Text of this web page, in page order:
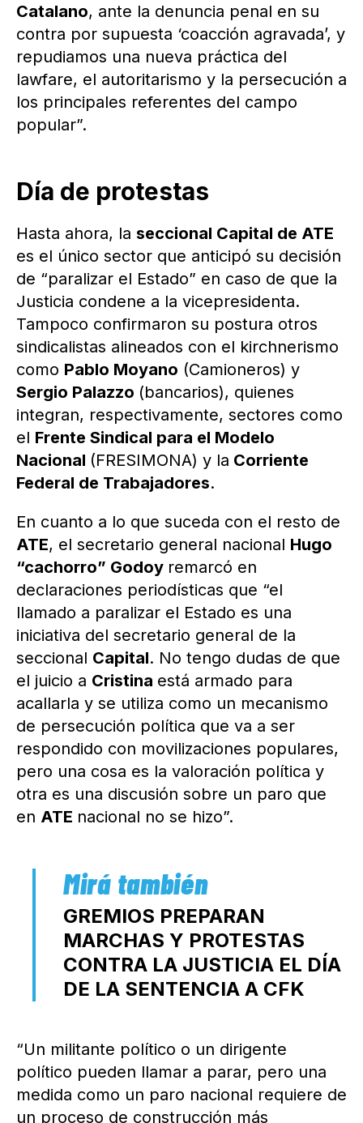
Catalano, ante la denuncia penal en su
contra por supuesta ‘coacción agravada’, y
repudiamos una nueva práctica del
lawfare, el autoritarismo y la persecución a
los principales referentes del campo
popular”.
Día de protestas
Hasta ahora, la seccional Capital de ATE
es el único sector que anticipó su decisión
de “paralizar el Estado” en caso de que la
Justicia condene a la vicepresidenta.
Tampoco confirmaron su postura otros
sindicalistas alineados con el kirchnerismo
como Pablo Moyano (Camioneros) y
Sergio Palazzo (bancarios), quienes
integran, respectivamente, sectores como
el Frente Sindical para el Modelo
Nacional (FRESIMONA) y la Corriente
Federal de Trabajadores.
En cuanto a lo que suceda con el resto de
ATE, el secretario general nacional Hugo
“cachorro” Godoy remarcó en
declaraciones periodísticas que “el
llamado a paralizar el Estado es una
iniciativa del secretario general de la
seccional Capital. No tengo dudas de que
el juicio a Cristina está armado para
acallarla y se utiliza como un mecanismo
de persecución política que va a ser
respondido con movilizaciones populares,
pero una cosa es la valoración política y
otra es una discusión sobre un paro que
en ATE nacional no se hizo”.
GREMIOS PREPARAN
MARCHAS Y PROTESTAS
CONTRA LA JUSTICIA EL DÍA
DE LA SENTENCIA A CFK
“Un militante político o un dirigente
político pueden llamar a parar, pero una
medida como un paro nacional requiere de
un proceso de construcción más